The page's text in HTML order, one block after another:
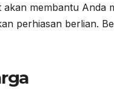
membantu
perhiasan berlian.